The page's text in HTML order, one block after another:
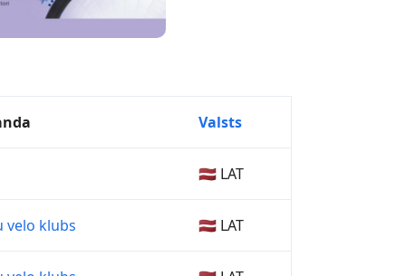
Valsts
🇱🇻 LAT
velo klubs 🇱🇻 LAT